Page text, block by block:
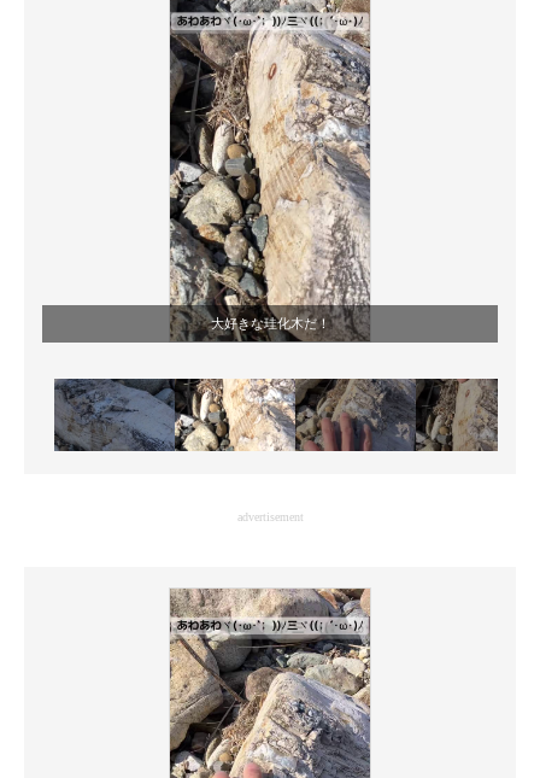
製造業のIT導入・活用を支援
モノづくり技術者専門サイト
エレクトロニクス専門サイト
電子設計の基本と応用
エネルギーの専門メディア
建設×テクノロジーの最前線
ちょっと気になるネットの話題大好きな珪化木だ！
advertisement